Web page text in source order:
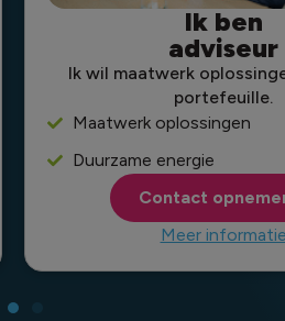
Ik ben
adviseur
Ik wil maatwerk
portefeuille.
Maatwerk oplossingen
Duurzame energie
Contact
Meer informatie